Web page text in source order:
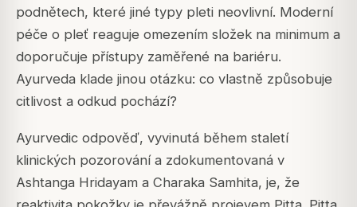
podnětech, které jiné typy pleti neovlivní. Moderní
péče o pleť reaguje omezením složek na minimum a
doporučuje přístupy zaměřené na bariéru.
Ayurveda klade jinou otázku: co vlastně způsobuje
citlivost a odkud pochází?
Ayurvedic odpověď, vyvinutá během staletí
klinických pozorování a zdokumentovaná v
Ashtanga Hridayam a Charaka Samhita, je, že